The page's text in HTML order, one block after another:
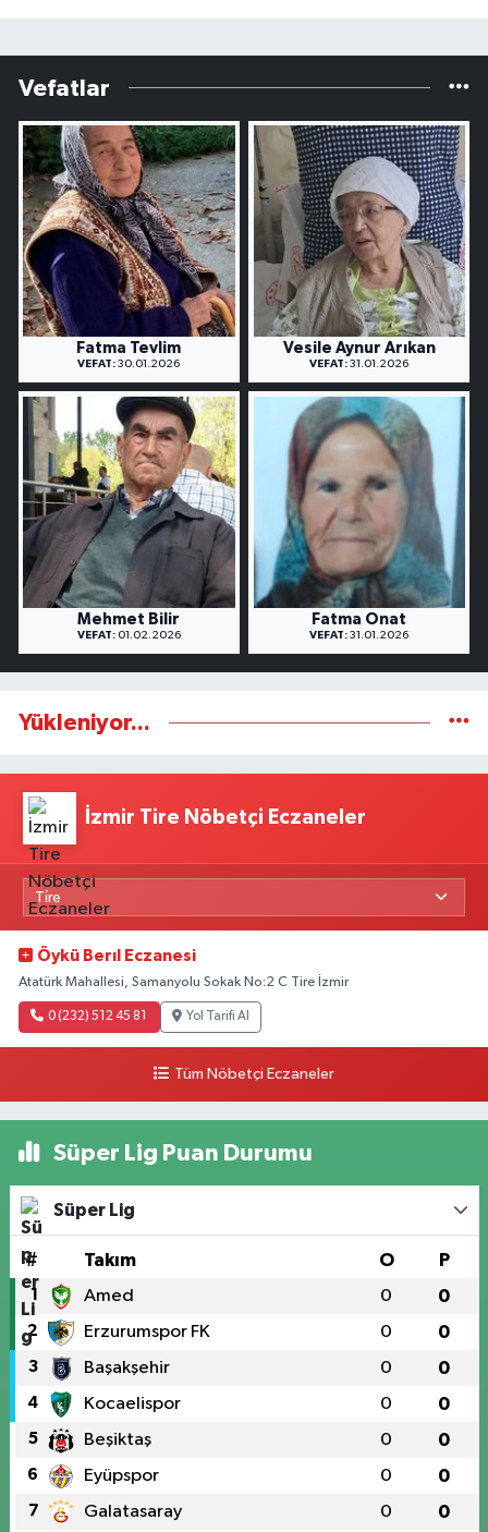
Vefatlar
Fatma Tevlim
VEFAT: 30.01.2026
Vesile Aynur Arıkan
VEFAT: 31.01.2026
Mehmet Bilir
VEFAT:01.02.2026
Fatma Onat
VEFAT: 31.01.2026
Yükleniyor...
İzmir Tire Nöbetçi Eczaneler
Öykü Berıl Eczanesi
Atatürk Mahallesi, Samanyolu Sokak No:2 C Tire İzmir
0 (232) 512 45 81 Yol Tarifi Al
Tüm Nöbetçi Eczaneler
Süper Lig Puan Durumu
Süper Lig
# Takım O P
1 Amed 0 0
2 Erzurumspor FK 0 0
3 Başakşehir 0 0
4 Kocaelispor 0 0
5 Beşiktaş 0 0
6 Eyüpspor 0 0
7 Galatasaray 0 0